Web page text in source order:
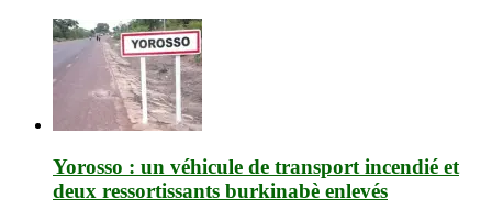
Yorosso : un véhicule de transport incendié et
deux ressortissants burkinabè enlevés